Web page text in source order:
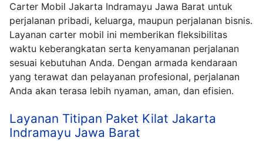
Carter Mobil Jakarta Indramayu Jawa Barat untuk
perjalanan pribadi, keluarga, maupun perjalanan bisnis.
Layanan carter mobil ini memberikan fleksibilitas
waktu keberangkatan serta kenyamanan perjalanan
sesuai kebutuhan Anda. Dengan armada kendaraan
yang terawat dan pelayanan profesional, perjalanan
Anda akan terasa lebih nyaman, aman, dan efisien.
Layanan Titipan Paket Kilat Jakarta
Indramayu Jawa Barat